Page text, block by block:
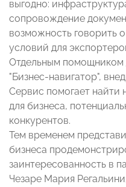
выгодно:
сопровождение
возможность говорить
условий для
Отдельным помощником
"Бизнес-навигатор",
Сервис помогает найти
для бизнеса,
конкурентов.
Тем временем
бизнеса
заинтересованность в
Чезаре Мария